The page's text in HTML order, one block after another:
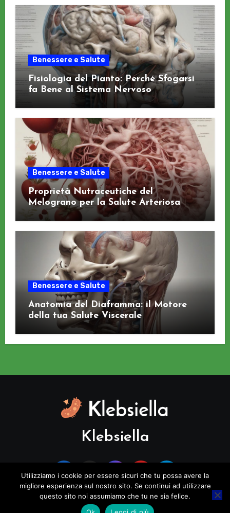
Benessere e Salute
Fisiologia del Pianto: Perché Sfogarsi
fa Bene al Sistema Nervoso
Benessere e Salute
Proprietà Nutraceutiche del
Melograno per la Salute Arteriosa
Benessere e Salute
Anatomia del Diaframma: il Motore
della tua Salute Viscerale
Klebsiella
Utilizziamo i cookie per essere sicuri che tu possa avere la
migliore esperienza sul nostro sito. Se continui ad utilizzare
questo sito noi assumiamo che tu ne sia felice.